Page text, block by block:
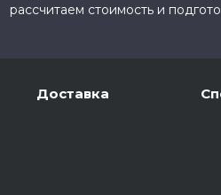
рассчитаем стоимость и
Доставка